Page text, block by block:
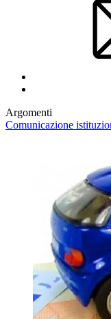
Argomenti
Comunicazione